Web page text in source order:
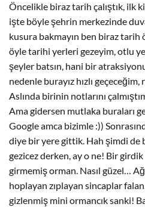
Öncelikle biraz tarih çalıştık, ilk
işte böyle şehrin merkezinde
kusura bakmayın ben biraz tarih
öyle tarihi yerleri gezeyim, otlu
şeyler batsın, hani bir
nedenle burayız hızlı
Aslında birinin notlarını
Ama gidersen mutlaka buraları
Google amca bizimle :))
diye bir yere gittik. Hah şimdi de
gezicez derken, ay o ne! Bir girdik
girmemiş orman. Nasıl güzel…
hoplayan zıplayan sincaplar
gizlenmiş mini ormancık sanki!